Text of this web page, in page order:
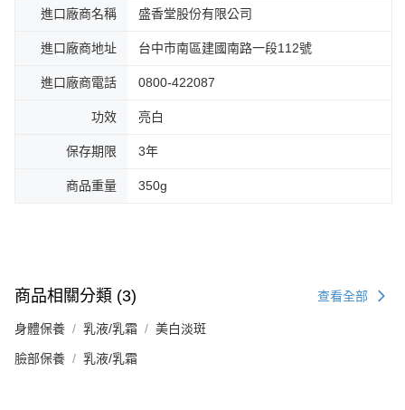
進口廠商名稱 盛香堂股份有限公司
進口廠商地址 台中市南區建國南路一段112號
進口廠商電話 0800-422087
功效 亮白
保存期限 3年
商品重量 350g
商品相關分類 (3) 查看全部
身體保養 乳液/乳霜 美白淡斑
臉部保養 乳液/乳霜